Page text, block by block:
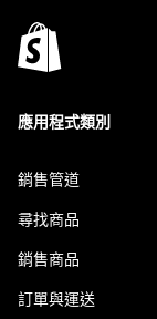
應用程式類別
銷售管道
尋找商品
銷售商品
訂單與運送